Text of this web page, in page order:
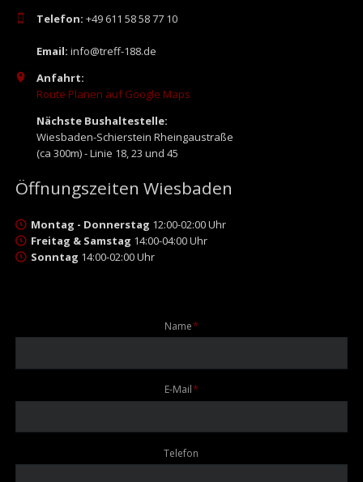
Telefon: +49 611 58 58 77 10
Email: info@treff-188.de
Anfahrt:
Route Planen auf Google Maps
Nächste Bushaltestelle:
Wiesbaden-Schierstein Rheingaustraße
(ca 300m) - Linie 18, 23 und 45
Öffnungszeiten Wiesbaden
Montag - Donnerstag 12:00-02:00 Uhr
Freitag & Samstag 14:00-04:00 Uhr
Sonntag 14:00-02:00 Uhr
Pflichtfeld
Name*
Pflichtfeld
E-Mail*
Telefon